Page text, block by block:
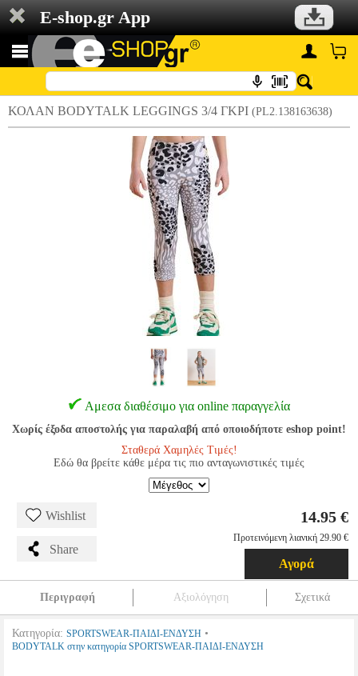
E-shop.gr App
ΚΟΛΑΝ BODYTALK LEGGINGS 3/4 ΓΚΡΙ (PL2.138163638)
Αμεσα διαθέσιμο για online παραγγελία
Χωρίς έξοδα αποστολής για παραλαβή από οποιοδήποτε eshop point!
Σταθερά Χαμηλές Τιμές!
Εδώ θα βρείτε κάθε μέρα τις πιο ανταγωνιστικές τιμές
Wishlist
Share
14.95 €
Προτεινόμενη λιανική 29.90 €
Αγορά
Περιγραφή Αξιολόγηση Σχετικά
Κατηγορία: SPORTSWEAR-ΠΑΙΔΙ-ΕΝΔΥΣΗ •
BODYTALK στην κατηγορία SPORTSWEAR-ΠΑΙΔΙ-ΕΝΔΥΣΗ